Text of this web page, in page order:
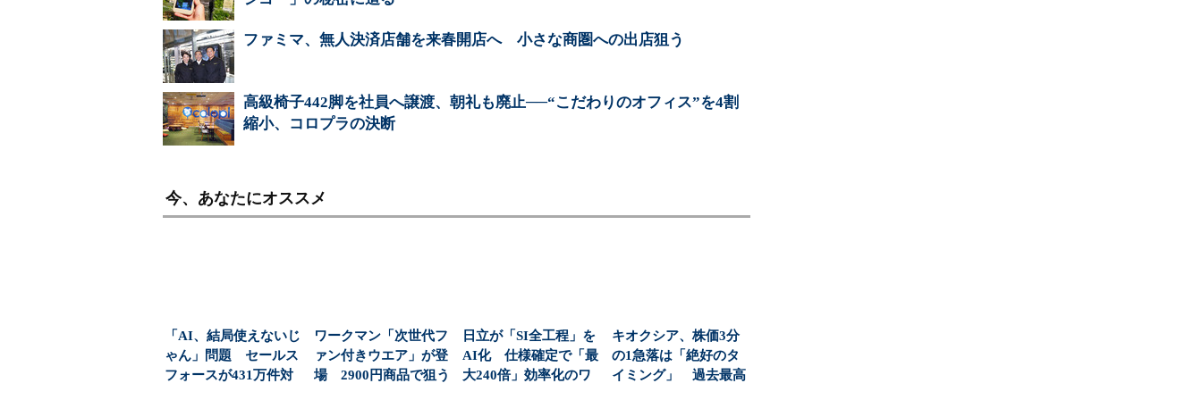
ファミマ、無人決済店舗を来春開店へ 小さな商圏への出店狙う
高級椅子442脚を社員へ譲渡、朝礼も廃止──“こだわりのオフィス”を4割
縮小、コロプラの決断
今、あなたにオススメ
「AI、結局使えないじ
ゃん」問題 セールス
フォースが431万件対
ワークマン「次世代フ
ァン付きウエア」が登
場 2900円商品で狙う
日立が「SI全工程」を
AI化 仕様確定で「最
大240倍」効率化のワ
キオクシア、株価3分
の1急落は「絶好のタ
イミング」 過去最高